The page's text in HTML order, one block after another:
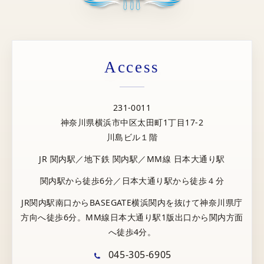
Access
231-0011
神奈川県横浜市中区太田町1丁目17-2
川島ビル１階
JR 関内駅／地下鉄 関内駅／MM線 日本大通り駅
関内駅から徒歩6分／日本大通り駅から徒歩４分
JR関内駅南口からBASEGATE横浜関内を抜けて神奈川県庁
方向へ徒歩6分。MM線日本大通り駅1版出口から関内方面
へ徒歩4分。
045-305-6905